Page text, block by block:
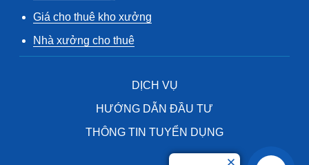
Giá cho thuê kho xưởng
Nhà xưởng cho thuê
DỊCH VỤ
HƯỚNG DẪN ĐẦU TƯ
THÔNG TIN TUYỂN DỤNG